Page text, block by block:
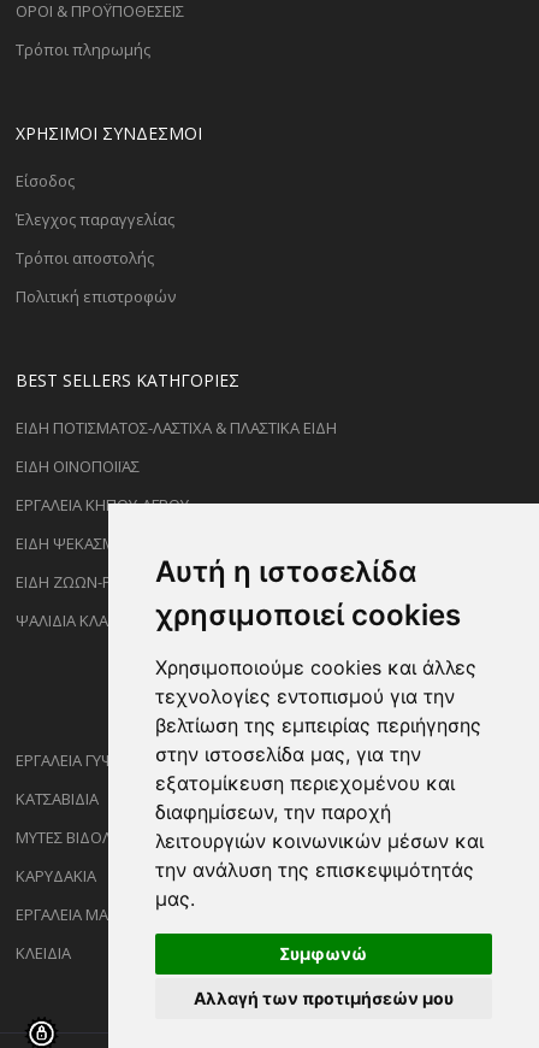
Αυτή η ιστοσελίδα
χρησιμοποιεί cookies
Χρησιμοποιούμε cookies και άλλες
τεχνολογίες εντοπισμού για την
βελτίωση της εμπειρίας περιήγησης
στην ιστοσελίδα μας, για την
εξατομίκευση περιεχομένου και
διαφημίσεων, την παροχή
λειτουργιών κοινωνικών μέσων και
την ανάλυση της επισκεψιμότητάς
μας.
Συμφωνώ
Αλλαγή των προτιμήσεών μου
ΟΡΟΙ & ΠΡΟΫΠΟΘΕΣΕΙΣ
Τρόποι πληρωμής
ΧΡΗΣΙΜΟΙ ΣΥΝΔΕΣΜΟΙ
Είσοδος
Έλεγχος παραγγελίας
Τρόποι αποστολής
Πολιτική επιστροφών
BEST SELLERS ΚΑΤΗΓΟΡΊΕΣ
ΕΙΔΗ ΠΟΤΙΣΜΑΤΟΣ-ΛΑΣΤΙΧΑ & ΠΛΑΣΤΙΚΑ ΕΙΔΗ
ΕΙΔΗ ΟΙΝΟΠΟΙΪΑΣ
ΕΡΓΑΛΕΙΑ ΚΗΠΟΥ-ΑΓΡΟΥ
ΕΙΔΗ ΨΕΚΑΣΜΟΥ-ΡΑΝΤΙΣΜΑΤΟΣ
ΕΙΔΗ ΖΩΩΝ-PET
ΨΑΛΙΔΙΑ ΚΛΑΔΕΜΑΤΟΣ
ΕΡΓΑΛΕΙΑ ΓΥΨΟΣΑΝΙΔΑΣ
ΚΑΤΣΑΒΙΔΙΑ
ΜΥΤΕΣ ΒΙΔΟΛΟΓΩΝ
ΚΑΡΥΔΑΚΙΑ
ΕΡΓΑΛΕΙΑ ΜΑΡΑΓΓΩΝ
ΚΛΕΙΔΙΑ